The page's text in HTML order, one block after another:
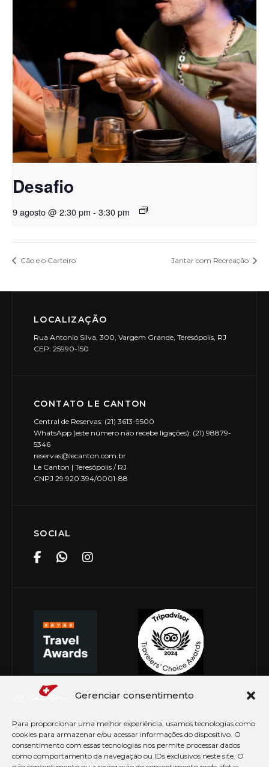
Gerenciar consentimento
Para proporcionar uma melhor experiência, usamos tecnologias como
cookies para armazenar e/ou acessar informações do dispositivo. O
consentimento com essas tecnologias nos permite processar dados
como comportamento da navegação ou IDs exclusivos neste site. O
Desafio
9 agosto @ 2:30 pm - 3:30 pm
Cão e o Carteiro Jantar com Recreação
LOCALIZAÇÃO
Rua Antonio Silva, 300, Vargem Grande, Teresópolis, RJ
CEP: 25990-150
CONTATO LE CANTON
Central de Reservas: (21) 3613-9500
WhatsApp (este número não recebe ligações): (21) 98879-
5346
reservas@lecanton.com.br
Le Canton | Teresópolis / RJ
CNPJ 29.920.394/0001-88
SOCIAL